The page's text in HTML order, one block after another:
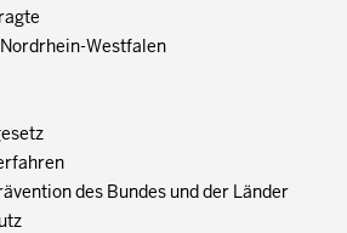
Westfalen
des Bundes und der Länder